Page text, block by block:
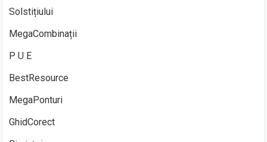
Solstițiului
MegaCombinații
P U E
BestResource
MegaPonturi
GhidCorect